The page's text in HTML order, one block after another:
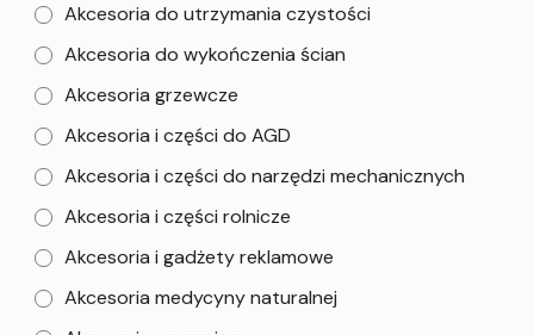
Akcesoria do utrzymania czystości
Akcesoria do wykończenia ścian
Akcesoria grzewcze
Akcesoria i części do AGD
Akcesoria i części do narzędzi mechanicznych
Akcesoria i części rolnicze
Akcesoria i gadżety reklamowe
Akcesoria medycyny naturalnej